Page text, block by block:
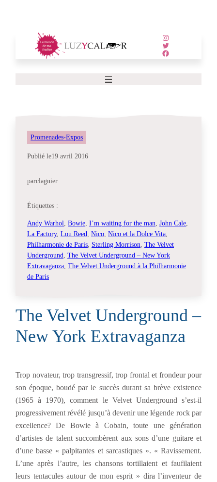
Instagram
Twitter
Facebook
Promenades-Expos
Publié le19 avril 2016
parclagnier
Étiquettes :
Andy Warhol Bowie I’m waiting for the man John Cale
La Factory, Lou Reed Nico Nico et la Dolce Vita
Philharmonie de Paris Sterling Morrison The Velvet
Underground The Velvet Underground – New York
Extravaganza The Velvet Underground à la Philharmonie
de Paris
The Velvet Underground –
New York Extravaganza
Trop novateur, trop transgressif, trop frontal et frondeur pour
son époque, boudé par le succès durant sa brève existence
(1965 à 1970), comment le Velvet Underground s’est-il
progressivement révélé jusqu’à devenir une légende rock par
excellence? De Bowie à Cobain, toute une génération
d’artistes de talent succombèrent aux sons d’une guitare et
d’une basse « palpitantes et sarcastiques ». « Ravissement.
L’une après l’autre, les chansons tortillaient et faufilaient
leurs tentacules autour de mon esprit » dira l’inventeur de